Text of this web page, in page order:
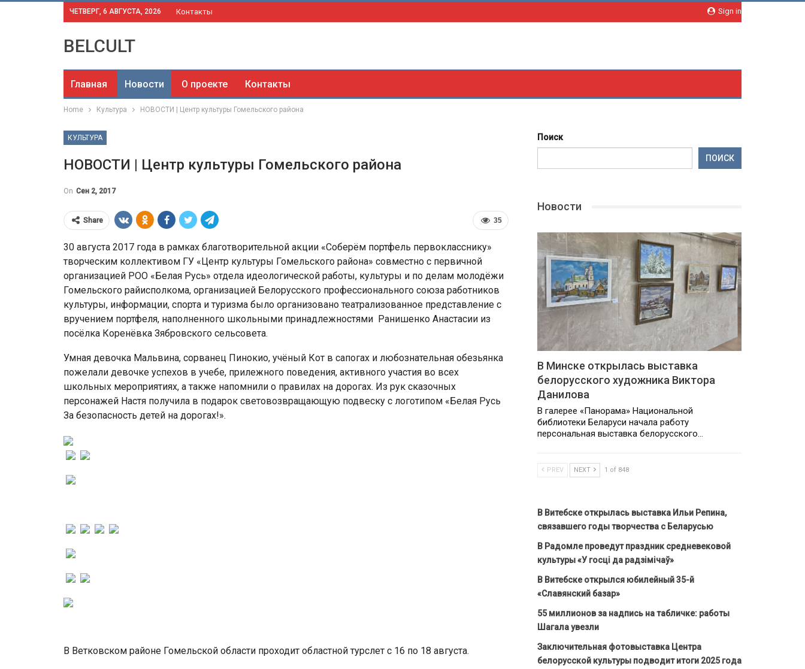
Sign in
ЧЕТВЕРГ, 6 АВГУСТА, 2026 Контакты
BELCULT
Главная Новости О проекте Контакты
Home Культура НОВОСТИ | Центр культуры Гомельского района
КУЛЬТУРА
НОВОСТИ | Центр культуры Гомельского района
On Сен 2, 2017
35
Share
30 августа 2017 года в рамках благотворительной акции «Соберём портфель первокласснику»
творческим коллективом ГУ «Центр культуры Гомельского района» совместно с первичной
организацией РОО «Белая Русь» отдела идеологической работы, культуры и по делам молодёжи
Гомельского райисполкома, организацией Белорусского профессионального союза работников
культуры, информации, спорта и туризма было организовано театрализованное представление с
вручением портфеля, наполненного школьными принадлежностями Ранишенко Анастасии из
посёлка Коренёвка Зябровского сельсовета.
Умная девочка Мальвина, сорванец Пинокио, учёный Кот в сапогах и любознательная обезьянка
пожелали девочке успехов в учебе, прилежного поведения, активного участия во всех
школьных мероприятиях, а также напомнили о правилах на дорогах. Из рук сказочных
персонажей Настя получила в подарок световозвращающую подвеску с логотипом «Белая Русь
За безопасность детей на дорогах!».
В Ветковском районе Гомельской области проходит областной турслет с 16 по 18 августа.
Поиск
ПОИСК
Новости
В Минске открылась выставка
белорусского художника Виктора
Данилова
В галерее «Панорама» Национальной
библиотеки Беларуси начала работу
персональная выставка белорусского…
PREV NEXT 1 of 848
В Витебске открылась выставка Ильи Репина,
связавшего годы творчества с Беларусью
В Радомле проведут праздник средневековой
культуры «У госці да радзімічаў»
В Витебске открылся юбилейный 35-й
«Славянский базар»
55 миллионов за надпись на табличке: работы
Шагала увезли
Заключительная фотовыставка Центра
белорусской культуры подводит итоги 2025 года